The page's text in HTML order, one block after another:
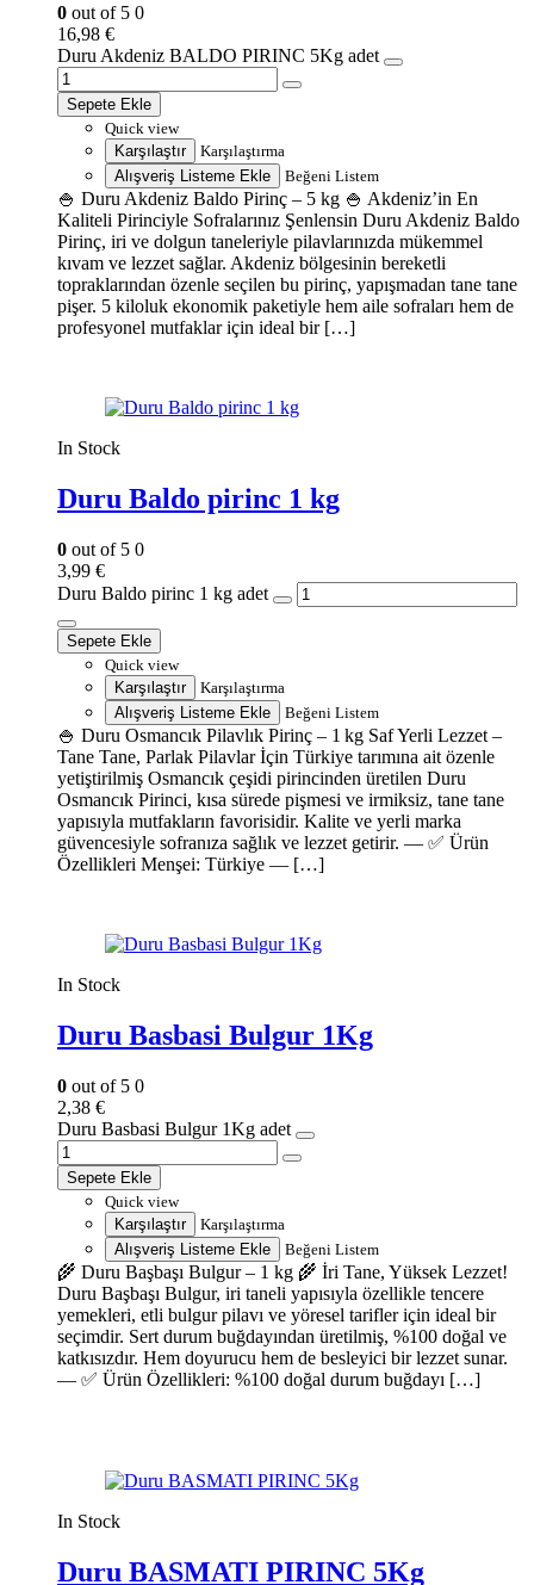
0 out of 5 0
16,98 €
Duru Akdeniz BALDO PIRINC 5Kg adet
Sepete Ekle
Quick view
Karşılaştır
Karşılaştırma
Alışveriş Listeme Ekle
Beğeni Listem
🍚 Duru Akdeniz Baldo Pirinç – 5 kg 🍚 Akdeniz’in En
Kaliteli Pirinciyle Sofralarınız Şenlensin Duru Akdeniz Baldo
Pirinç, iri ve dolgun taneleriyle pilavlarınızda mükemmel
kıvam ve lezzet sağlar. Akdeniz bölgesinin bereketli
topraklarından özenle seçilen bu pirinç, yapışmadan tane tane
pişer. 5 kiloluk ekonomik paketiyle hem aile sofraları hem de
profesyonel mutfaklar için ideal bir […]
In Stock
Duru Baldo pirinc 1 kg
0 out of 5 0
3,99 €
Duru Baldo pirinc 1 kg adet
Sepete Ekle
Quick view
Karşılaştır
Karşılaştırma
Alışveriş Listeme Ekle
Beğeni Listem
🍚 Duru Osmancık Pilavlık Pirinç – 1 kg Saf Yerli Lezzet –
Tane Tane, Parlak Pilavlar İçin Türkiye tarımına ait özenle
yetiştirilmiş Osmancık çeşidi pirincinden üretilen Duru
Osmancık Pirinci, kısa sürede pişmesi ve irmiksiz, tane tane
yapısıyla mutfakların favorisidir. Kalite ve yerli marka
güvencesiyle sofranıza sağlık ve lezzet getirir. — ✅ Ürün
Özellikleri Menşei: Türkiye — […]
In Stock
Duru Basbasi Bulgur 1Kg
0 out of 5 0
2,38 €
Duru Basbasi Bulgur 1Kg adet
Sepete Ekle
Quick view
Karşılaştır
Karşılaştırma
Alışveriş Listeme Ekle
Beğeni Listem
🌾 Duru Başbaşı Bulgur – 1 kg 🌾 İri Tane, Yüksek Lezzet!
Duru Başbaşı Bulgur, iri taneli yapısıyla özellikle tencere
yemekleri, etli bulgur pilavı ve yöresel tarifler için ideal bir
seçimdir. Sert durum buğdayından üretilmiş, %100 doğal ve
katkısızdır. Hem doyurucu hem de besleyici bir lezzet sunar.
— ✅ Ürün Özellikleri: %100 doğal durum buğdayı […]
In Stock
Duru BASMATI PIRINC 5Kg